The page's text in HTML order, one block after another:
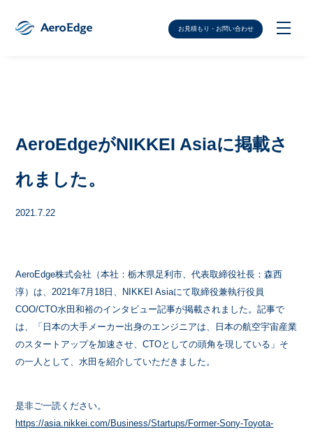
お見積もり・お問い合わせ
AeroEdgeがNIKKEI Asiaに掲載さ
れました。
2021.7.22
AeroEdge株式会社（本社：栃木県足利市、代表取締役社長：森西
淳）は、2021年7月18日、NIKKEI Asiaにて取締役兼執行役員
COO/CTO水田和裕のインタビュー記事が掲載されました。記事で
は、「日本の大手メーカー出身のエンジニアは、日本の航空宇宙産業
のスタートアップを加速させ、CTOとしての頭角を現している」そ
の一人として、水田を紹介していただきました。
是非ご一読ください。
https://asia.nikkei.com/Business/Startups/Former-Sony-Toyota-